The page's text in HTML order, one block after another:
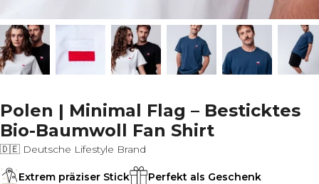
Polen | Minimal Flag – Besticktes
Bio-Baumwoll Fan Shirt
🇩🇪 Deutsche Lifestyle Brand
Extrem präziser Stick Perfekt als Geschenk